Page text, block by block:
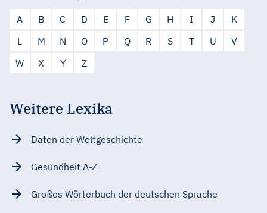
A B C D E F G H I J
K
L
M N O P Q R S T U
V
W
X Y Z
Weitere Lexika
Daten der Weltgeschichte
Gesundheit A-Z
Großes Wörterbuch der deutschen Sprache